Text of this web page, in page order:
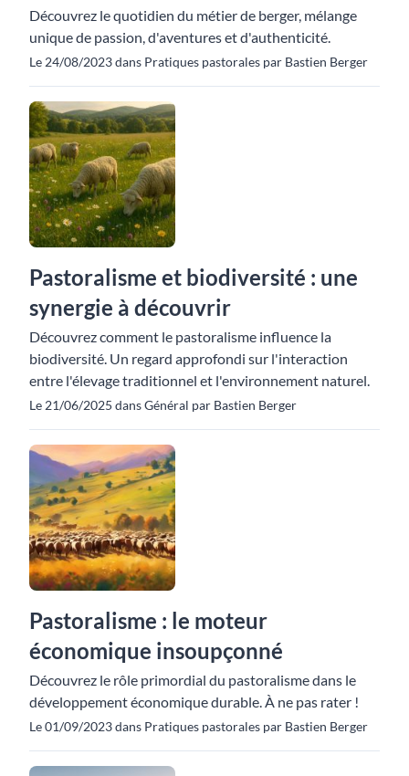
Découvrez le quotidien du métier de berger, mélange
unique de passion, d'aventures et d'authenticité.
Le 24/08/2023 dans Pratiques pastorales par Bastien Berger
Pastoralisme et biodiversité : une
synergie à découvrir
Découvrez comment le pastoralisme influence la
biodiversité. Un regard approfondi sur l'interaction
entre l'élevage traditionnel et l'environnement naturel.
Le 21/06/2025 dans Général par Bastien Berger
Pastoralisme : le moteur
économique insoupçonné
Découvrez le rôle primordial du pastoralisme dans le
développement économique durable. À ne pas rater !
Le 01/09/2023 dans Pratiques pastorales par Bastien Berger